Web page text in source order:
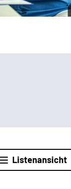
Listenansicht